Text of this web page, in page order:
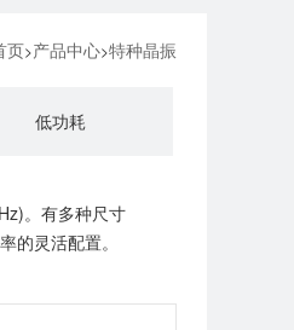
页>产品中心>特种晶振
低功耗
。有多种尺寸
的灵活配置。